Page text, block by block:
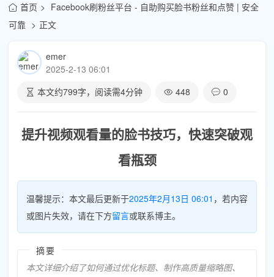
首页
Facebook刷粉丝平台 - 自助购买脸书粉丝和点赞 | 安全
可靠
正文
emer
2025-2-13 06:01
本文约799字，阅读需4分钟 448 0
提升视频观看量的脸书技巧，快速突破观
看瓶颈
温馨提示：本文最后更新于2025年2月13日 06:01 ，若内容
或图片失效，请在下方留言或联系博主。
摘要
本文详细介绍了如何通过优化标题、制作高质量缩略图、